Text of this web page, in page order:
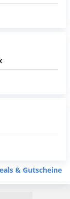
& Gutscheine